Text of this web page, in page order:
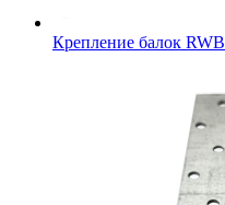
Крепление балок RWB